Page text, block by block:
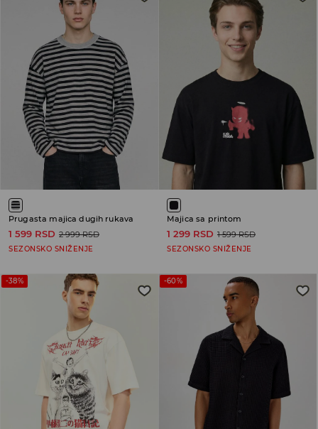
Prugasta majica dugih rukava
1 599 RSD 2 999 RSD
SEZONSKO SNIŽENJE
Majica sa printom
1 299 RSD 1 599 RSD
SEZONSKO SNIŽENJE
-38% -60%